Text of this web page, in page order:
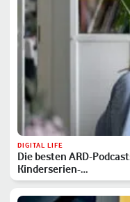
DIGITAL LIFE
Die besten ARD-
Kinderserien-…